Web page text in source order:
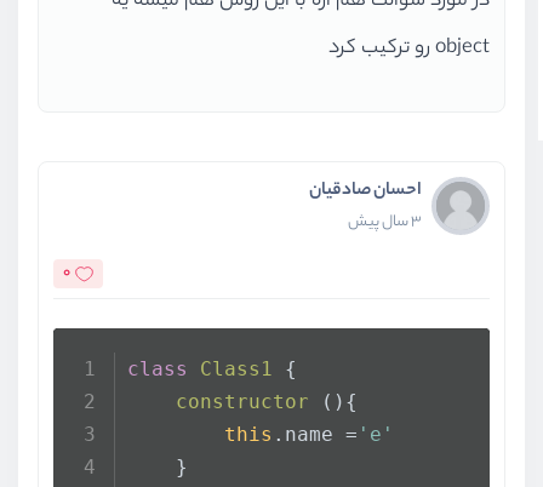
object رو ترکیب کرد
احسان صادقیان
3 سال پیش
0
class Class1 {
constructor (){
this . name = 'e'
    }